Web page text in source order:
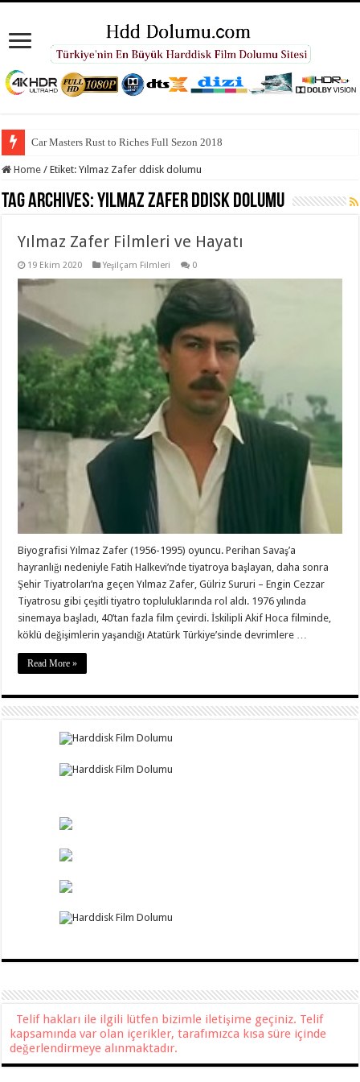
Car Masters Rust to Riches Full Sezon 2018
Home / Etiket:Yılmaz Zafer ddisk dolumu
Tag Archives:Yılmaz Zafer ddisk dolumu
Yılmaz Zafer Filmleri ve Hayatı
19 Ekim 2020 Yeşilçam Filmleri 0
Biyografisi Yılmaz Zafer (1956-1995) oyuncu. Perihan Savaş’a
hayranlığı nedeniyle Fatih Halkevi’nde tiyatroya başlayan, daha sonra
Şehir Tiyatroları’na geçen Yılmaz Zafer, Gülriz Sururi – Engin Cezzar
Tiyatrosu gibi çeşitli tiyatro topluluklarında rol aldı. 1976 yılında
sinemaya başladı, 40’tan fazla film çevirdi. İskilipli Akif Hoca filminde,
köklü değişimlerin yaşandığı Atatürk Türkiye’sinde devrimlere …
Read More »
Telif hakları ile ilgili lütfen bizimle iletişime geçiniz. Telif
kapsamında var olan içerikler, tarafımızca kısa süre içinde
değerlendirmeye alınmaktadır.